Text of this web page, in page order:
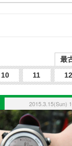
最
10 11 12
2015.3.15(Sun)